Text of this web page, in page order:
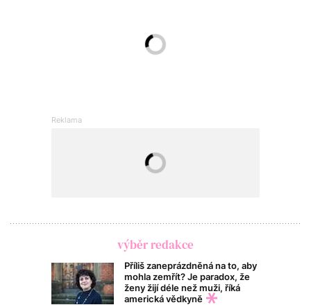
výběr redakce
Příliš zaneprázdněná na to, aby
mohla zemřít? Je paradox, že
ženy žijí déle než muži, říká
americká vědkyně